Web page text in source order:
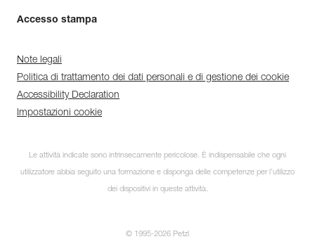
Accesso stampa
Note legali
Politica di trattamento dei dati personali e di gestione dei cookie
Accessibility Declaration
Impostazioni cookie
Le attività indicate sono intrinsecamente pericolose. È indispensabile che ogni
utilizzatore abbia seguito una formazione e disponga delle competenze per l’utilizzo
dei dispositivi in queste attività.
© 1995-2026 Petzl